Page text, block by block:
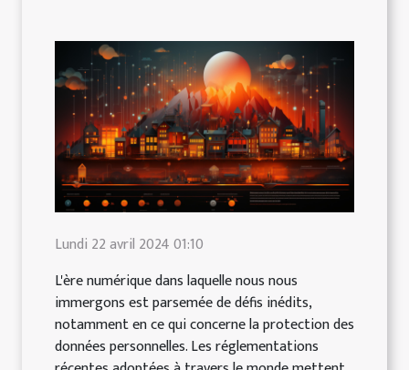
Lundi 22 avril 2024 01:10
L'ère numérique dans laquelle nous nous
immergons est parsemée de défis inédits,
notamment en ce qui concerne la protection des
données personnelles. Les réglementations